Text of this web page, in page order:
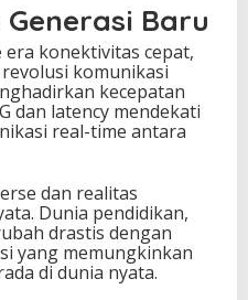
Baru
era konektivitas cepat,
komunikasi
kecepatan
dan latency mendekati
real-time antara
dan realitas
Dunia pendidikan,
drastis dengan
yang memungkinkan
di dunia nyata.